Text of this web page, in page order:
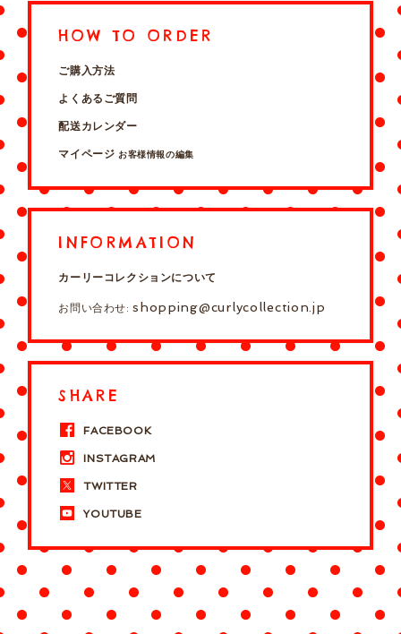
HOW TO ORDER
ご購入方法
よくあるご質問
配送カレンダー
マイページ お客様情報の編集
INFORMATION
カーリーコレクションについて
お問い合わせ:shopping@curlycollection.jp
SHARE
FACEBOOK
INSTAGRAM
TWITTER
YOUTUBE